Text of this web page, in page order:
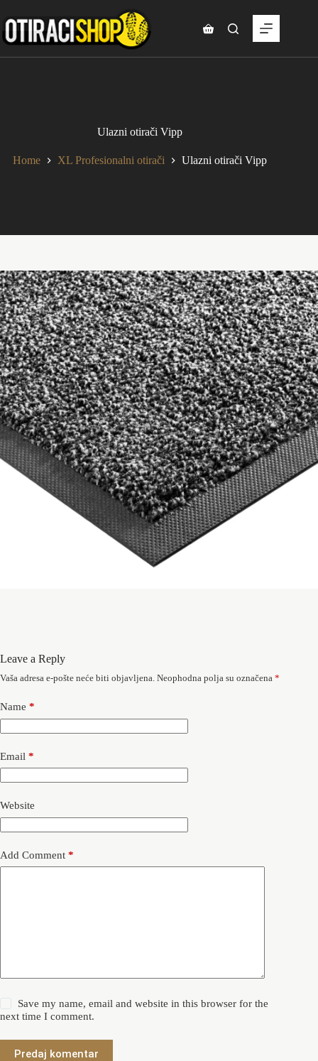
to
content
Shopping
Ulazni otirači Vipp
Home XL Profesionalni otirači Ulazni otirači Vipp
Leave a Reply
Vaša adresa e-pošte neće biti objavljena. Neophodna polja su označena *
Name *
Email *
Website
Add Comment *
Save my name, email and website in this browser for the
next time I comment.
Predaj komentar